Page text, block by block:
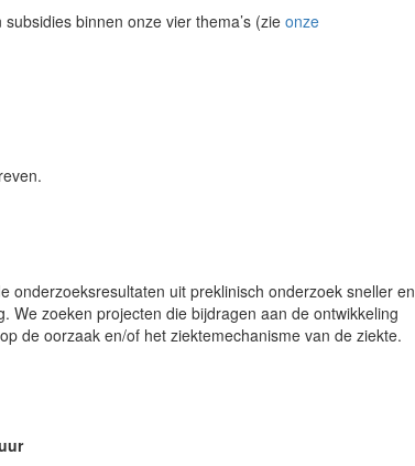
binnen onze vier thema’s (zie onze
onderzoeksresultaten uit preklinisch onderzoek sneller en
We zoeken projecten die bijdragen aan de ontwikkeling
de oorzaak en/of het ziektemechanisme van de ziekte.